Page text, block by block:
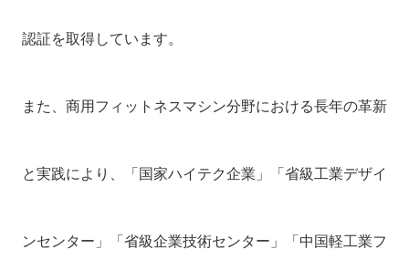
認証を取得しています。
また、商用フィットネスマシン分野における長年の革新
と実践により、「国家ハイテク企業」「省級工業デザイ
ンセンター」「省級企業技術センター」「中国軽工業フ